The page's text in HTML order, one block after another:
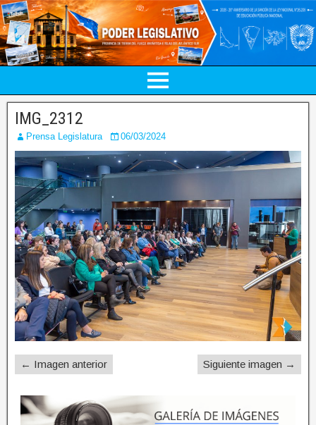
IMG_2312
Prensa Legislatura 06/03/2024
← Imagen anterior Siguiente imagen →